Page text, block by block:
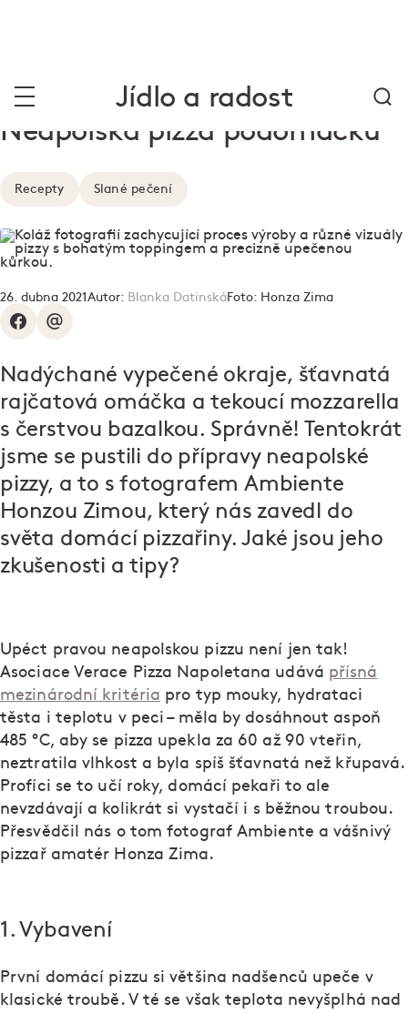
Jídlo a radost
Neapolská pizza podomácku
Recepty Slané pečení
26. dubna 2021 Autor: Blanka DatinskáFoto: Honza Zima
Nadýchané vypečené okraje, šťavnatá
rajčatová omáčka a tekoucí mozzarella
s čerstvou bazalkou. Správně! Tentokrát
jsme se pustili do přípravy neapolské
pizzy, a to s fotografem Ambiente
Honzou Zimou, který nás zavedl do
světa domácí pizzařiny. Jaké jsou jeho
zkušenosti a tipy?
Upéct pravou neapolskou pizzu není jen tak!
Asociace Verace Pizza Napoletana udává přísná
mezinárodní kritéria pro typ mouky, hydrataci
těsta i teplotu v peci – měla by dosáhnout aspoň
485 °C, aby se pizza upekla za 60 až 90 vteřin,
neztratila vlhkost a byla spíš šťavnatá než křupavá.
Profíci se to učí roky, domácí pekaři to ale
nevzdávají a kolikrát si vystačí i s běžnou troubou.
Přesvědčil nás o tom fotograf Ambiente a vášnivý
pizzař amatér Honza Zima.
1. Vybavení
První domácí pizzu si většina nadšenců upeče v
klasické troubě. V té se však teplota nevyšplhá nad